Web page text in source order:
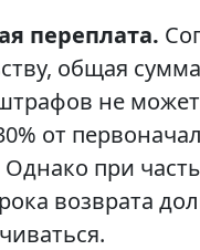
переплата.
общая сумма
не может
от
при
возврата